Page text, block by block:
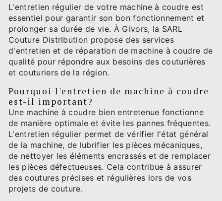
L'entretien régulier de votre machine à coudre est
essentiel pour garantir son bon fonctionnement et
prolonger sa durée de vie. À Givors, la SARL
Couture Distribution propose des services
d'entretien et de réparation de machine à coudre de
qualité pour répondre aux besoins des couturières
et couturiers de la région.
Pourquoi l'entretien de machine à coudre
est-il important?
Une machine à coudre bien entretenue fonctionne
de manière optimale et évite les pannes fréquentes.
L'entretien régulier permet de vérifier l'état général
de la machine, de lubrifier les pièces mécaniques,
de nettoyer les éléments encrassés et de remplacer
les pièces défectueuses. Cela contribue à assurer
des coutures précises et régulières lors de vos
projets de couture.